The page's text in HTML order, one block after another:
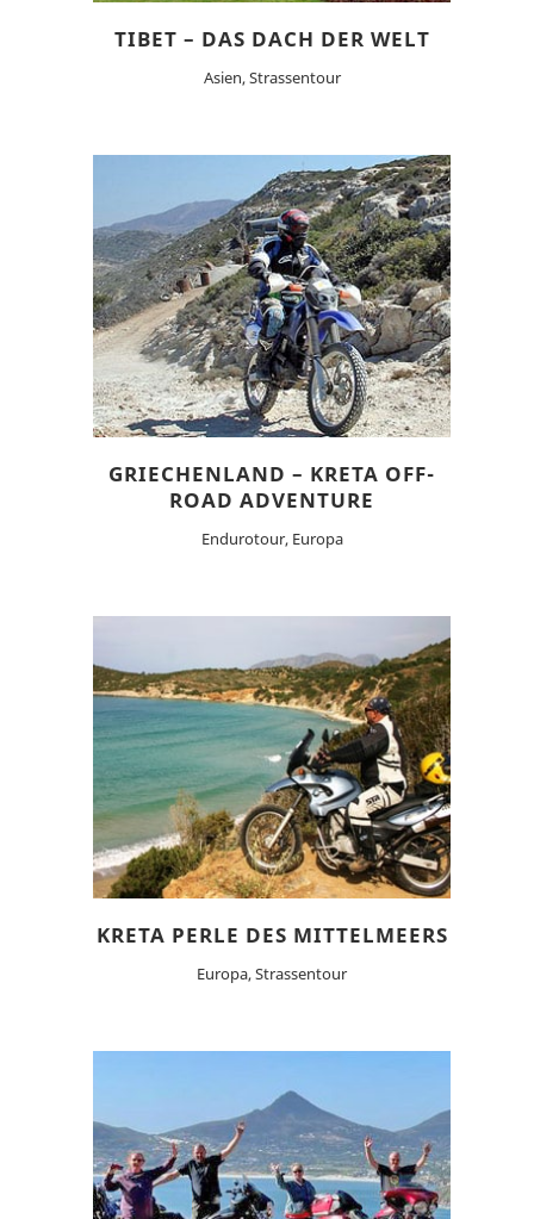
TIBET – DAS DACH DER WELT
Asien, Strassentour
GRIECHENLAND – KRETA OFF-
ROAD ADVENTURE
Endurotour, Europa
KRETA PERLE DES MITTELMEERS
Europa, Strassentour